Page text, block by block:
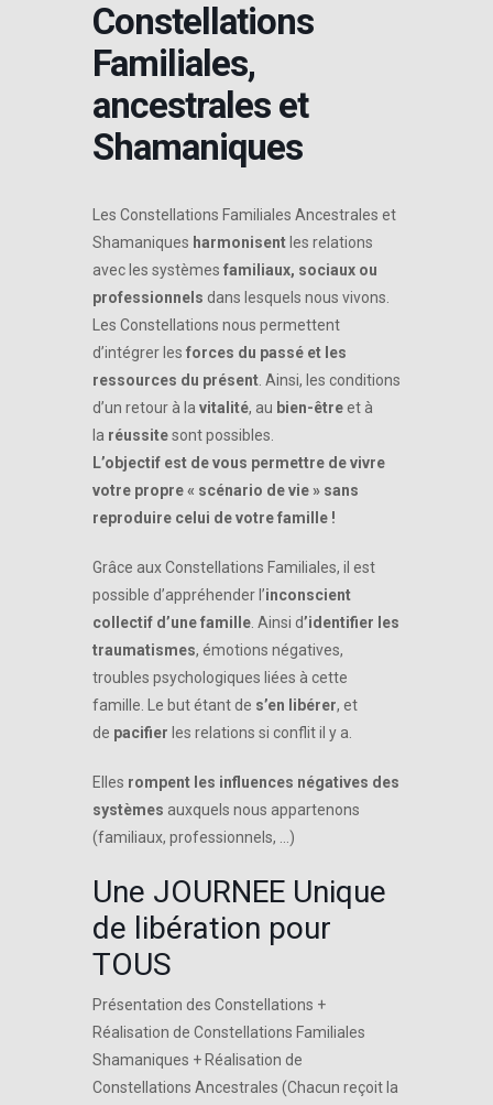
Constellations
Familiales,
ancestrales et
Shamaniques
Les Constellations Familiales Ancestrales et
Shamaniques harmonisent les relations
avec les systèmes familiaux, sociaux ou
professionnels dans lesquels nous vivons.
Les Constellations nous permettent
d’intégrer les forces du passé et les
ressources du présent . Ainsi, les conditions
d’un retour à la vitalité, au bien-êtreet à
la réussitesont possibles.
L’objectif est de vous permettre de vivre
votre propre « scénario de vie » sans
reproduire celui de votre famille !
Grâce aux Constellations Familiales, il est
possible d’appréhender l’inconscient
collectif d’une famille . Ainsi d’identifier les
traumatismes, émotions négatives,
troubles psychologiques liées à cette
famille. Le but étant de s’en libérer, et
de pacifier les relations si conflit il y a.
Elles rompent les influences négatives des
systèmes auxquels nous appartenons
(familiaux, professionnels, …)
Une JOURNEE Unique
de libération pour
TOUS
Présentation des Constellations +
Réalisation de Constellations Familiales
Shamaniques + Réalisation de
Constellations Ancestrales (Chacun reçoit la